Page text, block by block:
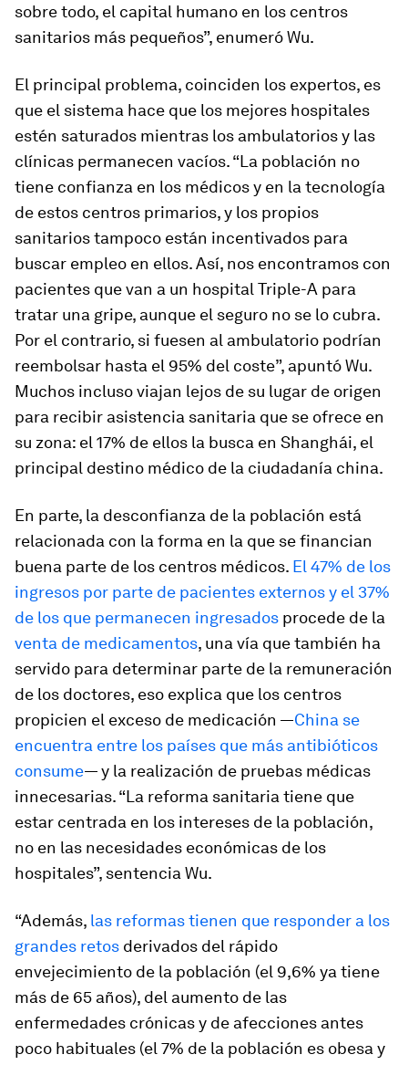
sobre todo, el capital humano en los centros
sanitarios más pequeños”, enumeró Wu.
El principal problema, coinciden los expertos, es
que el sistema hace que los mejores hospitales
estén saturados mientras los ambulatorios y las
clínicas permanecen vacíos. “La población no
tiene confianza en los médicos y en la tecnología
de estos centros primarios, y los propios
sanitarios tampoco están incentivados para
buscar empleo en ellos. Así, nos encontramos con
pacientes que van a un hospital Triple-A para
tratar una gripe, aunque el seguro no se lo cubra.
Por el contrario, si fuesen al ambulatorio podrían
reembolsar hasta el 95% del coste”, apuntó Wu.
Muchos incluso viajan lejos de su lugar de origen
para recibir asistencia sanitaria que se ofrece en
su zona: el 17% de ellos la busca en Shanghái, el
principal destino médico de la ciudadanía china.
En parte, la desconfianza de la población está
relacionada con la forma en la que se financian
buena parte de los centros médicos. El 47% de los
ingresos por parte de pacientes externos y el 37%
de los que permanecen ingresados procede de la
venta de medicamentos, una vía que también ha
servido para determinar parte de la remuneración
de los doctores, eso explica que los centros
propicien el exceso de medicación —China se
encuentra entre los países que más antibióticos
consume— y la realización de pruebas médicas
innecesarias. “La reforma sanitaria tiene que
estar centrada en los intereses de la población,
no en las necesidades económicas de los
hospitales”, sentencia Wu.
“Además, las reformas tienen que responder a los
grandes retos derivados del rápido
envejecimiento de la población (el 9,6% ya tiene
más de 65 años), del aumento de las
enfermedades crónicas y de afecciones antes
poco habituales (el 7% de la población es obesa y